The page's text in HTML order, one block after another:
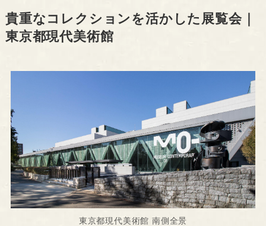
貴重なコレクションを活かした展覧会｜
東京都現代美術館
東京都現代美術館 南側全景